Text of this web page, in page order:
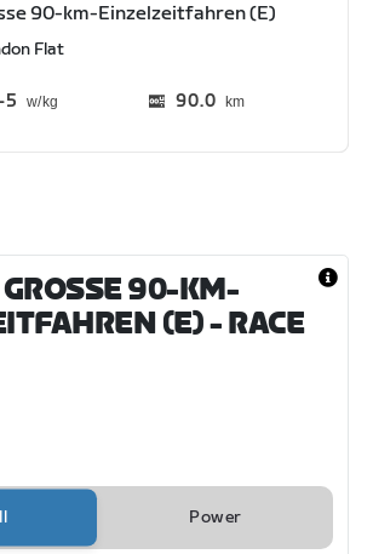
90-km-Einzelzeitfahren (E)
Flat
5 90.0 km
90-KM-
(E)- RACE
Power